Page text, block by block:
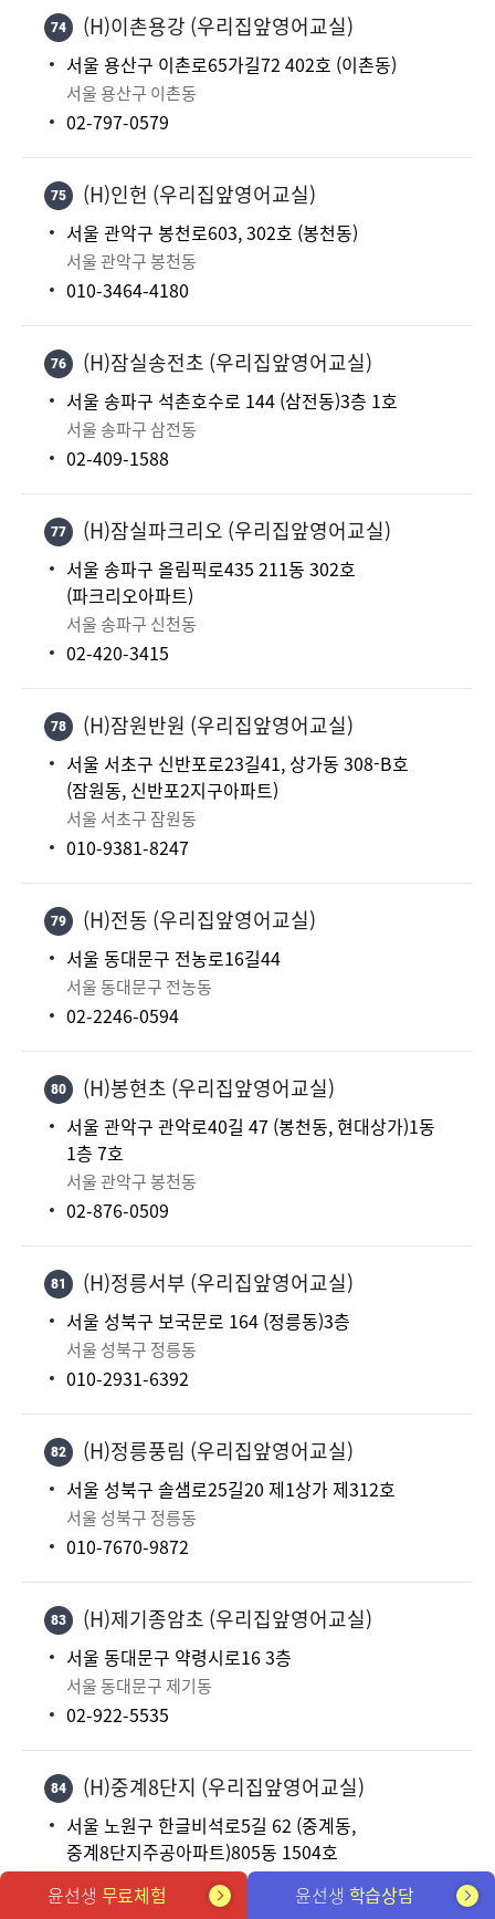
74 (H)이촌용강 (우리집앞영어교실)
서울 용산구 이촌로65가길72 402호 (이촌동)
서울 용산구 이촌동
02-797-0579
75 (H)인헌 (우리집앞영어교실)
서울 관악구 봉천로603, 302호 (봉천동)
서울 관악구 봉천동
010-3464-4180
76 (H)잠실송전초 (우리집앞영어교실)
서울 송파구 석촌호수로 144 (삼전동)3층 1호
서울 송파구 삼전동
02-409-1588
77 (H)잠실파크리오 (우리집앞영어교실)
서울 송파구 올림픽로435 211동 302호
(파크리오아파트)
서울 송파구 신천동
02-420-3415
78 (H)잠원반원 (우리집앞영어교실)
서울 서초구 신반포로23길41, 상가동 308-B호
(잠원동, 신반포2지구아파트)
서울 서초구 잠원동
010-9381-8247
79 (H)전동 (우리집앞영어교실)
서울 동대문구 전농로16길44
서울 동대문구 전농동
02-2246-0594
80 (H)봉현초 (우리집앞영어교실)
서울 관악구 관악로40길 47 (봉천동, 현대상가)1동
1층 7호
서울 관악구 봉천동
02-876-0509
81 (H)정릉서부 (우리집앞영어교실)
서울 성북구 보국문로 164 (정릉동)3층
서울 성북구 정릉동
010-2931-6392
82 (H)정릉풍림 (우리집앞영어교실)
서울 성북구 솔샘로25길20 제1상가 제312호
서울 성북구 정릉동
010-7670-9872
83 (H)제기종암초 (우리집앞영어교실)
서울 동대문구 약령시로16 3층
서울 동대문구 제기동
02-922-5535
84 (H)중계8단지 (우리집앞영어교실)
서울 노원구 한글비석로5길 62 (중계동,
중계8단지주공아파트)805동 1504호
010-8825-0386
윤선생 무료체험 윤선생 학습상담